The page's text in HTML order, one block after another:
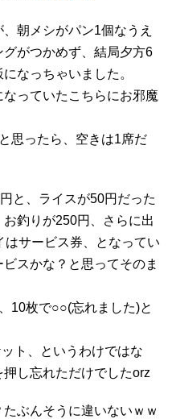
朝メシがパン1個なうえ
がつかめず、結局夕方6
なっちゃいました。
っていたこちらにお邪魔
思ったら、空きは1席だ
と、ライスが50円だった
釣りが250円、さらに出
サービス券、となってい
スかな？と思ってそのま
10枚で○○(忘れました)と
ト、というわけではな
し忘れただけでしたorz
ぶんそうに違いないｗｗ